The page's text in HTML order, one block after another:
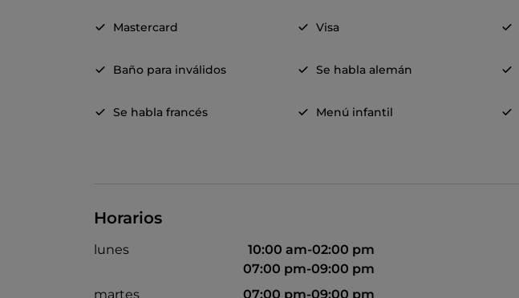
Mastercard Visa
Baño para inválidos Se habla alemán
Se habla francés Menú infantil
Horarios
lunes
10:00 am-02:00 pm
07:00 pm-09:00 pm
martes
07:00 pm-09:00 pm